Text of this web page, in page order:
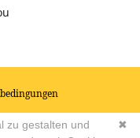
Yoga Vidya Community -
Powered by
✖
zu gestalten und